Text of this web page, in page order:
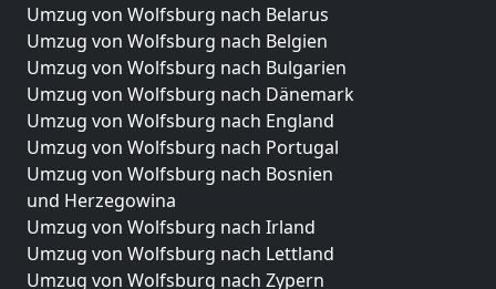
Umzug von Wolfsburg nach Belarus
Umzug von Wolfsburg nach Belgien
Umzug von Wolfsburg nach Bulgarien
Umzug von Wolfsburg nach Dänemark
Umzug von Wolfsburg nach England
Umzug von Wolfsburg nach Portugal
Umzug von Wolfsburg nach Bosnien
und Herzegowina
Umzug von Wolfsburg nach Irland
Umzug von Wolfsburg nach Lettland
Umzug von Wolfsburg nach Zypern